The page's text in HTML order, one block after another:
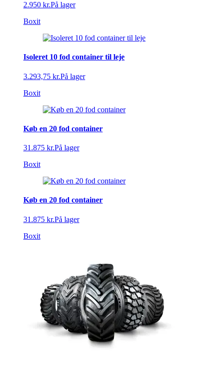
2.950 kr.På lager
Boxit
Isoleret 10 fod container til leje
3.293,75 kr.På lager
Boxit
Køb en 20 fod container
31.875 kr.På lager
Boxit
Køb en 20 fod container
31.875 kr.På lager
Boxit